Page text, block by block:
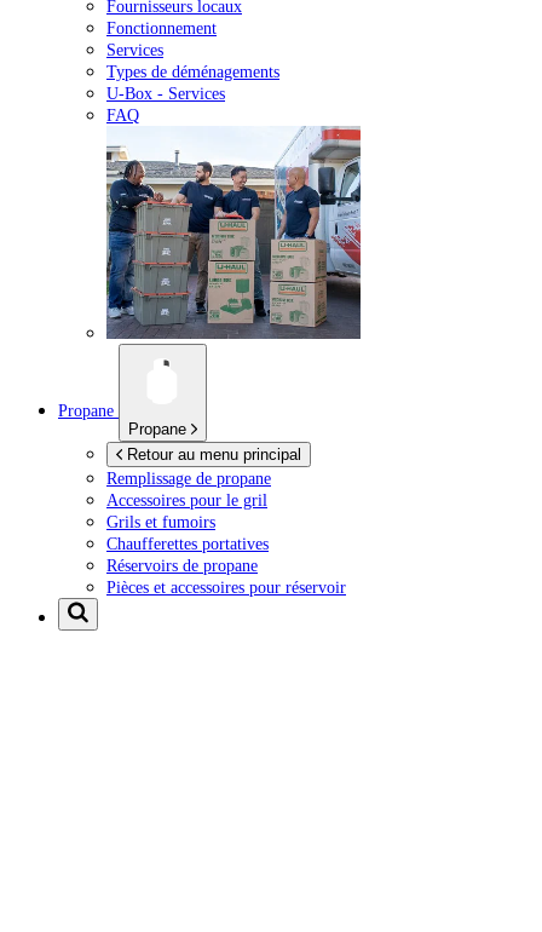
Fournisseurs locaux
Fonctionnement
Services
Types de déménagements
U-Box - Services
FAQ
Propane
Propane
Retour au menu principal
Remplissage de propane
Accessoires pour le gril
Grils et fumoirs
Chaufferettes portatives
Réservoirs de propane
Pièces et accessoires pour réservoir